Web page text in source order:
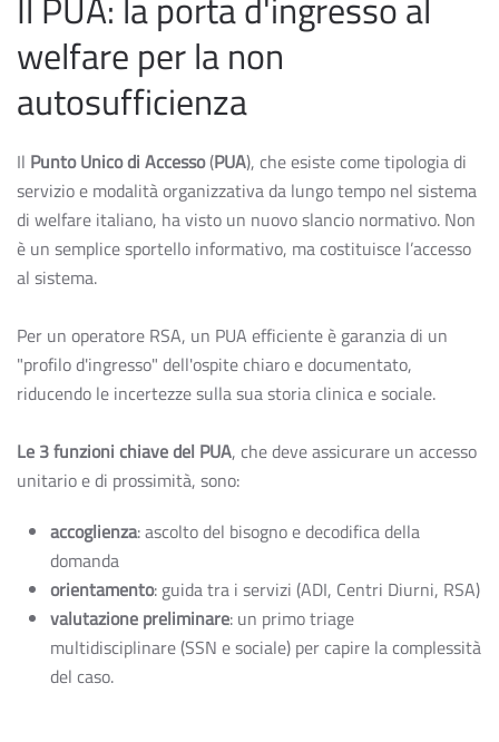
welfare per la non
autosufficienza
Il Punto Unico di Accesso(PUA), che esiste come tipologia di
servizio e modalità organizzativa da lungo tempo nel sistema
di welfare italiano, ha visto un nuovo slancio normativo. Non
è un semplice sportello informativo, ma costituisce l’accesso
al sistema.
Per un operatore RSA, un PUA efficiente è garanzia di un
"profilo d'ingresso" dell'ospite chiaro e documentato,
riducendo le incertezze sulla sua storia clinica e sociale.
Le 3 funzioni chiave del PUA, che deve assicurare un accesso
unitario e di prossimità, sono:
accoglienza: ascolto del bisogno e decodifica della
domanda
orientamento: guida tra i servizi (ADI, Centri Diurni, RSA)
valutazione preliminare: un primo triage
multidisciplinare (SSN e sociale) per capire la complessità
del caso.